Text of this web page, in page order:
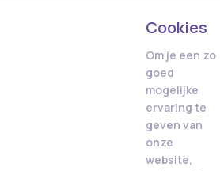
Cookies
Om je een zo
goed
mogelijke
ervaring te
geven van
onze
website,